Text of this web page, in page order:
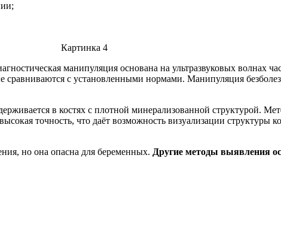
манипуляция основана на ультразвуковых волнах
с установленными нормами. Манипуляция
в костях с плотной минерализованной структурой.
точность, что даёт возможность визуализации структуры
но она опасна для беременных. Другие методы выявления